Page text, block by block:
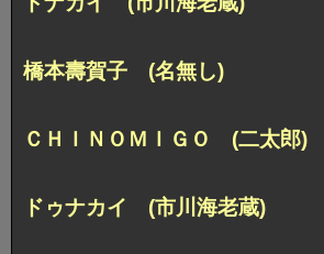
橋本壽賀子 (名無し)
ＣＨＩＮＯＭＩＧＯ (二太郎)
ドゥナカイ (市川海老蔵)